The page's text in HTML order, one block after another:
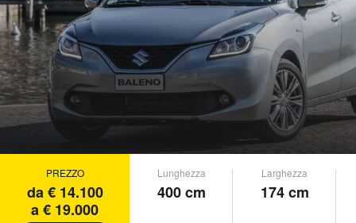
PREZZO
da € 14.100
a € 19.000
Lunghezza
400 cm
Larghezza
174 cm